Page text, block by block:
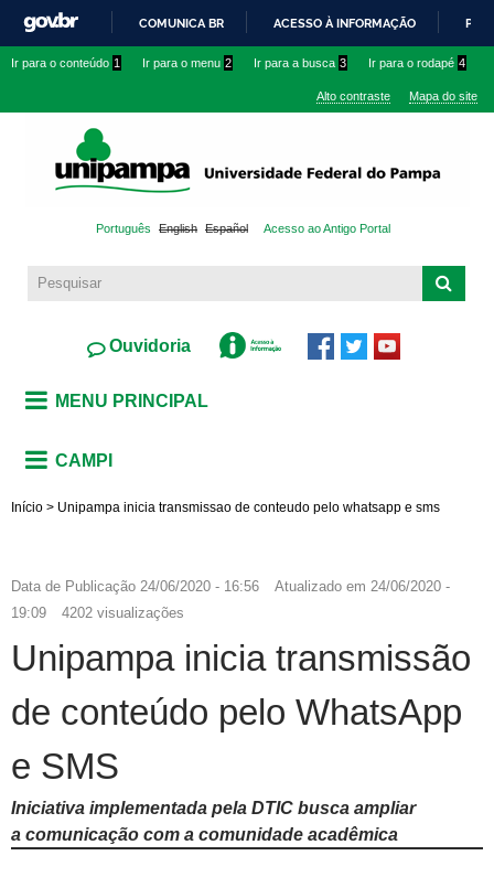
conteúdo
IR
O
COMUNICA BR ACESSO À INFORMAÇÃO
Ir para o conteúdo 1 Ir para o menu 2 Ir para a busca 3 Ir para o rodapé 4
Alto contraste Mapa do site
Português English Español Acesso ao Antigo Portal
Ouvidoria
MENU PRINCIPAL
CAMPI
Início > Unipampa inicia transmissao de conteudo pelo whatsapp e sms
Data de Publicação 24/06/2020 - 16:56 Atualizado em 24/06/2020 -
19:09
4202 visualizações
Unipampa inicia transmissão
de conteúdo pelo WhatsApp
e SMS
Iniciativa implementada pela DTIC busca ampliar
a comunicação com a comunidade acadêmica